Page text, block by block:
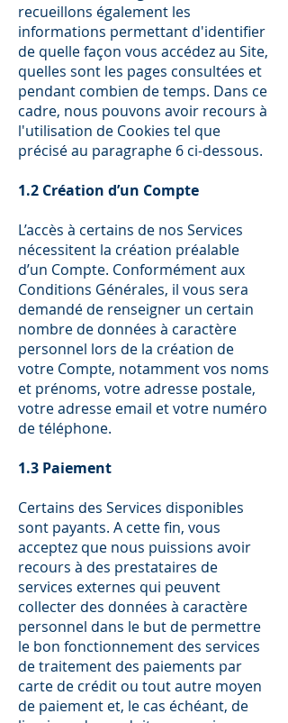
recueillons également les
informations permettant d'identifier
de quelle façon vous accédez au Site,
quelles sont les pages consultées et
pendant combien de temps. Dans ce
cadre, nous pouvons avoir recours à
l'utilisation de Cookies tel que
précisé au paragraphe 6 ci-dessous.
1.2 Création d’un Compte
L’accès à certains de nos Services
nécessitent la création préalable
d’un Compte. Conformément aux
Conditions Générales, il vous sera
demandé de renseigner un certain
nombre de données à caractère
personnel lors de la création de
votre Compte, notamment vos noms
et prénoms, votre adresse postale,
votre adresse email et votre numéro
de téléphone.
1.3 Paiement
Certains des Services disponibles
sont payants. A cette fin, vous
acceptez que nous puissions avoir
recours à des prestataires de
services externes qui peuvent
collecter des données à caractère
personnel dans le but de permettre
le bon fonctionnement des services
de traitement des paiements par
carte de crédit ou tout autre moyen
de paiement et, le cas échéant, de